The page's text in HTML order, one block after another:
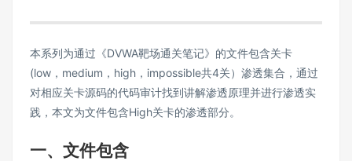
本系列为通过《DVWA靶场通关笔记》的文件包含关卡
(low，medium，high，impossible共4关）渗透集合，通过
对相应关卡源码的代码审计找到讲解渗透原理并进行渗透实
践，本文为文件包含High关卡的渗透部分。
一、文件包含